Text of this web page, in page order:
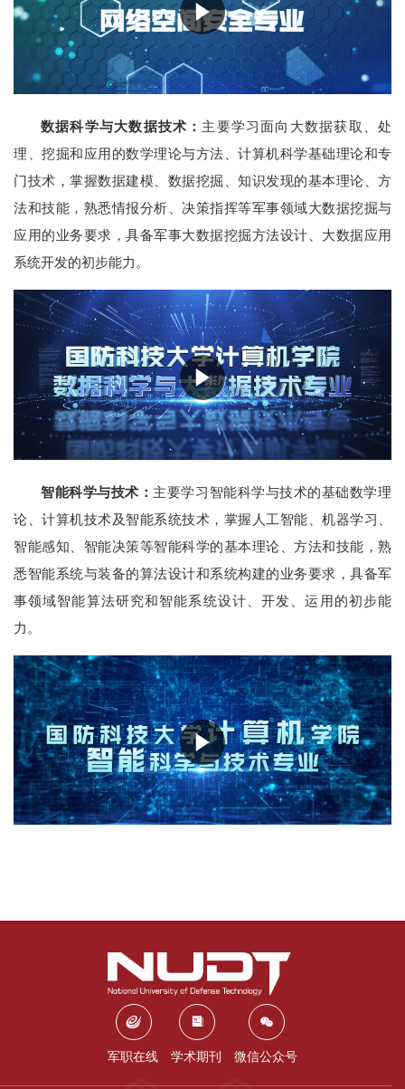
数据科学与大数据技术 ： 主要学习面向大数据获取、处
理、挖掘和应用的数学理论与方法、计算机科学基础理论和专
门技术，掌握数据建模、数据挖掘、知识发现的基本理论、方
法和技能，熟悉情报分析、决策指挥等军事领域大数据挖掘与
应用的业务要求，具备军事大数据挖掘方法设计、大数据应用
系统开发的初步能力。
智能科学与技术： 主要学习智能科学与技术的基础数学理
论、计算机技术及智能系统技术，掌握人工智能、机器学习、
智能感知、智能决策等智能科学的基本理论、方法和技能，熟
悉智能系统与装备的算法设计和系统构建的业务要求，具备军
事领域智能算法研究和智能系统设计、开发、运用的初步能
力。
军职在线 学术期刊 微信公众号